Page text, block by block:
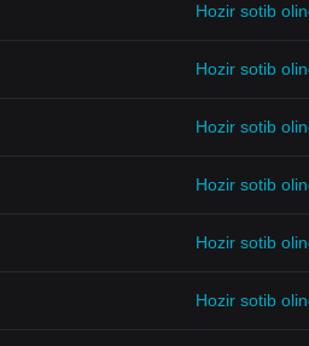
Hozir sotib
Hozir sotib
Hozir sotib
Hozir sotib
Hozir sotib
Hozir sotib